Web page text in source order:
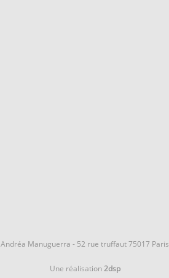
Andréa Manuguerra - 52 rue truffaut 75017 Paris
Une réalisation2dsp